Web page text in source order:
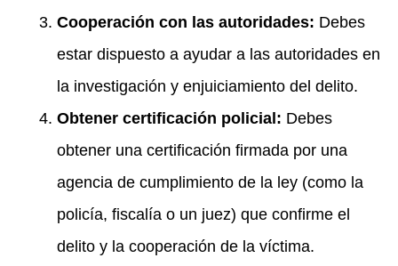
Cooperación con las autoridades: Debes
estar dispuesto a ayudar a las autoridades en
la investigación y enjuiciamiento del delito.
Obtener certificación policial: Debes
obtener una certificación firmada por una
agencia de cumplimiento de la ley (como la
policía, fiscalía o un juez) que confirme el
delito y la cooperación de la víctima.